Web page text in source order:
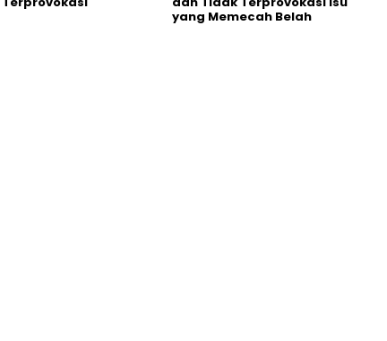
yang Memecah Belah